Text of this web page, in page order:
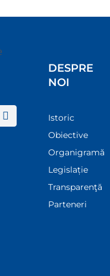
DESPRE
NOI
Istoric
Obiective
Organigramă
Legislație
Transparenţă
Parteneri